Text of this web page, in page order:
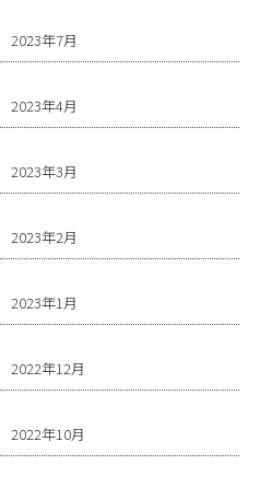
2023年7月
2023年4月
2023年3月
2023年2月
2023年1月
2022年12月
2022年10月